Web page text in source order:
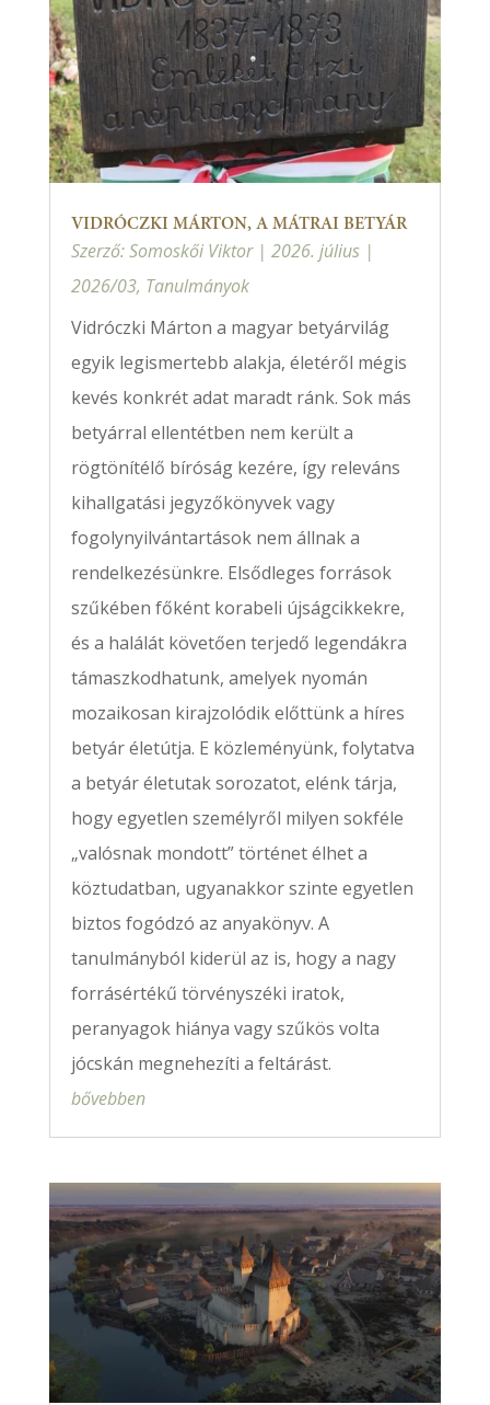
VIDRÓCZKI MÁRTON, A MÁTRAI BETYÁR
Szerző:Somoskői Viktor| 2026. július|
2026/03, Tanulmányok
Vidróczki Márton a magyar betyárvilág
egyik legismertebb alakja, életéről mégis
kevés konkrét adat maradt ránk. Sok más
betyárral ellentétben nem került a
rögtönítélő bíróság kezére, így releváns
kihallgatási jegyzőkönyvek vagy
fogolynyilvántartások nem állnak a
rendelkezésünkre. Elsődleges források
szűkében főként korabeli újságcikkekre,
és a halálát követően terjedő legendákra
támaszkodhatunk, amelyek nyomán
mozaikosan kirajzolódik előttünk a híres
betyár életútja. E közleményünk, folytatva
a betyár életutak sorozatot, elénk tárja,
hogy egyetlen személyről milyen sokféle
„valósnak mondott” történet élhet a
köztudatban, ugyanakkor szinte egyetlen
biztos fogódzó az anyakönyv. A
tanulmányból kiderül az is, hogy a nagy
forrásértékű törvényszéki iratok,
peranyagok hiánya vagy szűkös volta
jócskán megnehezíti a feltárást.
bővebben